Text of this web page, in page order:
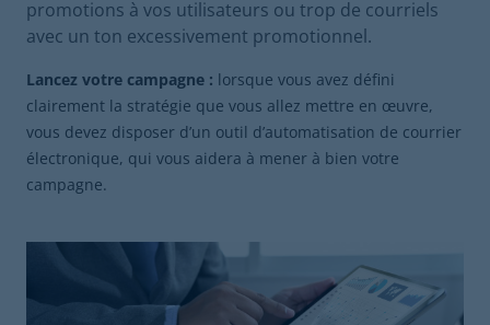
promotions à vos utilisateurs ou trop de courriels
avec un ton excessivement promotionnel.
Lancez votre campagne : lorsque vous avez défini
clairement la stratégie que vous allez mettre en œuvre,
vous devez disposer d’un outil d’automatisation de courrier
électronique, qui vous aidera à mener à bien votre
campagne.